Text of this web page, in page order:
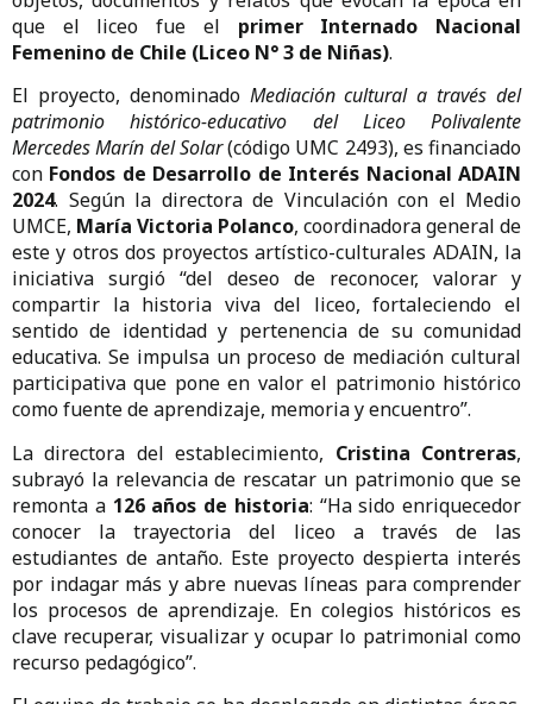
El espacio de exhibición fue denominada Sala museo y se
espera que se convierta en un espacio clave para la
mediación cultural. Resguarda y exhibe colecciones que
documentan procesos educativos desde 1910 hasta hoy,
con especial énfasis en la historia de la educación
pública de niñas. Entre sus tesoros se encuentran
objetos, documentos y relatos que evocan la época en
que el liceo fue elprimer Internado Nacional
Femenino de Chile (Liceo N° 3 de Niñas).
El proyecto, denominado Mediación cultural a través del
patrimonio histórico-educativo del Liceo Polivalente
Mercedes Marín del Solar
(código UMC 2493), es financiado
conFondos de Desarrollo de Interés Nacional ADAIN
2024. Según la directora de Vinculación con el Medio
UMCE,María Victoria Polanco, coordinadora general de
este y otros dos proyectos artístico-culturales ADAIN, la
iniciativa surgió “del deseo de reconocer, valorar y
compartir la historia viva del liceo, fortaleciendo el
sentido de identidad y pertenencia de su comunidad
educativa. Se impulsa un proceso de mediación cultural
participativa que pone en valor el patrimonio histórico
como fuente de aprendizaje, memoria y encuentro”.
La directora del establecimiento,Cristina Contreras,
subrayó la relevancia de rescatar un patrimonio que se
remonta a126 años de historia